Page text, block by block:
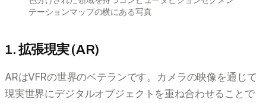
テーションマップの横にある写真
1. 拡張現実 (AR)
ARはVFRの世界のベテランです。カメラの映像を通じて
現実世界にデジタルオブジェクトを重ね合わせることで